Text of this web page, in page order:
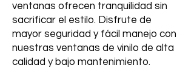
ventanas ofrecen tranquilidad sin
sacrificar el estilo. Disfrute de
mayor seguridad y fácil manejo con
nuestras ventanas de vinilo de alta
calidad y bajo mantenimiento.